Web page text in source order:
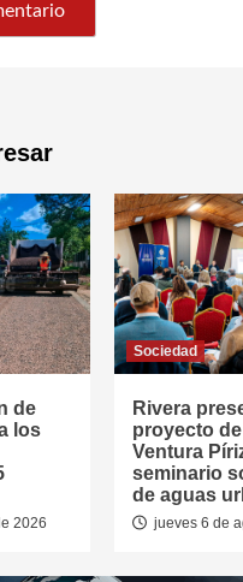
de
los
2026
Sociedad
Rivera
proyecto
Ventura
seminario
de aguas
jueves 6 de